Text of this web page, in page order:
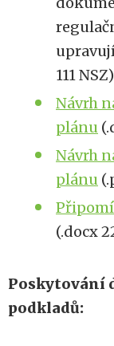
upravují
111 NSZ)
Návrh
plánu
Návrh
plánu
(.docx
Poskytování
podkladů: